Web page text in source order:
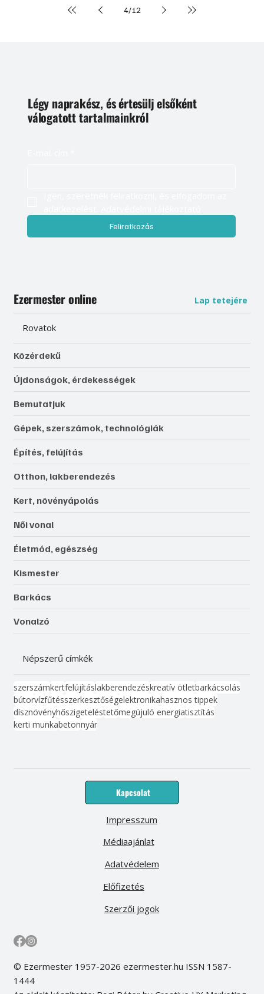
4/12
Légy naprakész, és értesülj elsőként
válogatott tartalmainkról
Feliratkozás
Ezermester online Lap tetejére
Rovatok
Közérdekű
Újdonságok, érdekességek
Bemutatjuk
Gépek, szerszámok, technológiák
Építés, felújítás
Otthon, lakberendezés
Kert, növényápolás
Női vonal
Életmód, egészség
Kismester
Barkács
Vonalzó
Népszerű címkék
szerszámkertfelújításlakberendezéskreatív ötletbarkácsolás
bútorvízfűtésszerkesztőségelektronikahasznos tippek
dísznövényhőszigeteléstetőmegújuló energiatisztítás
kerti munkabetonnyár
Kapcsolat
Médiaajánlat
Előfizetés
Impresszum
Adatvédelem
Szerzői jogok
© Ezermester 1957-2026 ezermester.hu ISSN 1587-
1444